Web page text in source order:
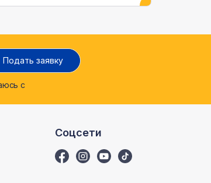
Подать заявку
с
Соцсети